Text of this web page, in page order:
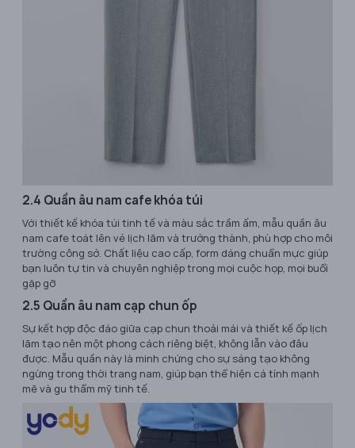
2.4 Quần âu nam cafe khóa túi
Với thiết kế khóa túi tinh tế và màu sắc trầm ấm, mẫu quần âu
nam cafe toát lên vẻ lịch lãm và trưởng thành, phù hợp cho môi
trường công sở. Chất liệu cao cấp, form dáng chuẩn mực giúp
bạn luôn tự tin và chuyên nghiệp trong mọi cuộc họp, mọi buổi
gặp gỡ
2.5 Quần âu nam cạp chun ốp
Sự kết hợp độc đáo giữa cạp chun thoải mái và thiết kế ốp lịch
lãm tạo nên một phong cách riêng biệt, không lẫn vào đâu
được. Mẫu quần này là minh chứng cho sự sáng tạo không
ngừng trong thời trang nam, giúp bạn thể hiện cá tính mạnh
mẽ và gu thẩm mỹ tinh tế.